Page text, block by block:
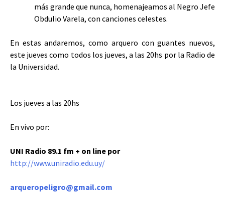
más grande que nunca, homenajeamos al Negro Jefe
Obdulio Varela, con canciones celestes.
En estas andaremos, como arquero con guantes nuevos,
este jueves como todos los jueves, a las 20hs por la Radio de
la Universidad.
Los jueves a las 20hs
En vivo por:
UNI Radio 89.1 fm + on line por
http://www.uniradio.edu.uy/
arqueropeligro@gmail.com